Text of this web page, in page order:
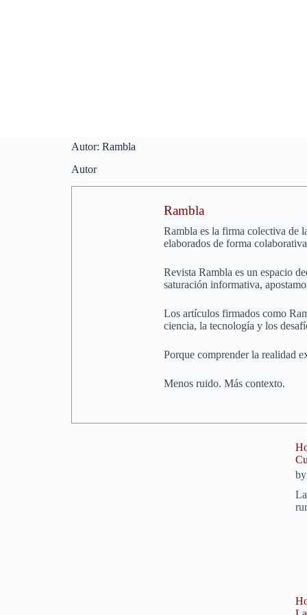
Autor: Rambla
Autor
Rambla
Rambla es la firma colectiva de
elaborados de forma
Revista Rambla es un espacio
saturación informativa,
Los artículos firmados como
ciencia, la tecnología y los
Porque comprender la realidad
Menos ruido. Más contexto.
by